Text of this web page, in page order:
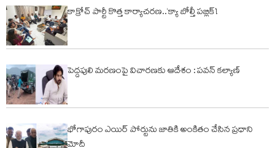
కాక్రోచ్ పార్టీ కొత్త కార్యాచరణ..‘క్యా బోల్తీ పబ్లిక్’!
పెద్దపులి మరణంపై విచారణకు ఆదేశం : పవన్ కల్యాణ్
భోగాపురం ఎయిర్ పోర్టును జాతికి అంకితం చేసిన ప్రధాని